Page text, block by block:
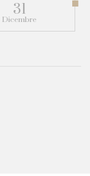
31
Dicembre